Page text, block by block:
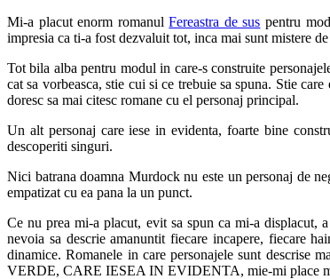
Mi-a placut enorm romanulFereastra de sus pentru
impresia ca ti-a fost dezvaluit tot, inca mai sunt mistere
Tot bila alba pentru modul in care-s construite
cat sa vorbeasca, stie cui si ce trebuie sa spuna. Stie
doresc sa mai citesc romane cu el personaj principal.
Un alt personaj care iese in evidenta, foarte bine
descoperiti singuri.
Nici batrana doamna Murdock nu este un personaj de
empatizat cu ea pana la un punct.
Ce nu prea mi-a placut, evit sa spun ca mi-a
nevoia sa descrie amanuntit fiecare incapere, fiecare
dinamice. Romanele in care personajele sunt
VERDE, CARE IESEA IN EVIDENTA, mie-mi place